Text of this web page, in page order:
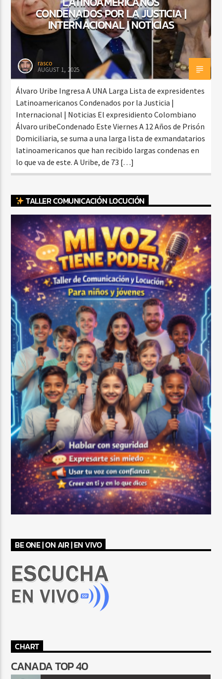
CONDENADOS POR LA JUSTICIA |
INTERNACIONAL | NOTICIAS
rasco
AUGUST 1, 2025
Álvaro Uribe Ingresa A UNA Larga Lista de expresidentes
Latinoamericanos Condenados por la Justicia |
Internacional | Noticias El expresidiento Colombiano
Álvaro uribeCondenado Este Viernes A 12 Años de Prisón
Domiciliaria, se suma a una larga lista de exmandatarios
latinoamericanos que han recibido largas condenas en
lo que va de este. A Uribe, de 73 […]
TALLER COMUNICACIÓN LOCUCIÓN
BE ONE | ON AIR | EN VIVO
CHART
CANADA TOP 40